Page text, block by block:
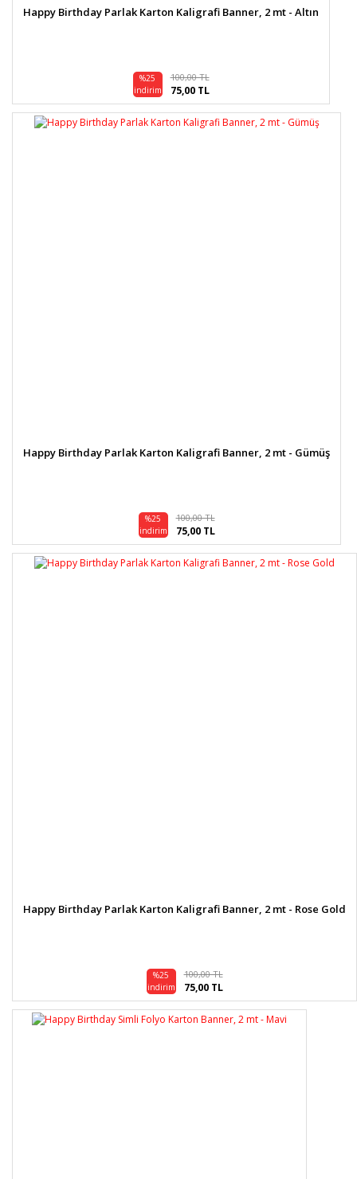
Happy Birthday Parlak Karton Kaligrafi Banner, 2 mt - Altın
%25
indirim
100,00 TL
75,00 TL
Happy Birthday Parlak Karton Kaligrafi Banner, 2 mt - Gümüş
%25
indirim
100,00 TL
75,00 TL
Happy Birthday Parlak Karton Kaligrafi Banner, 2 mt - Rose Gold
%25
indirim
100,00 TL
75,00 TL